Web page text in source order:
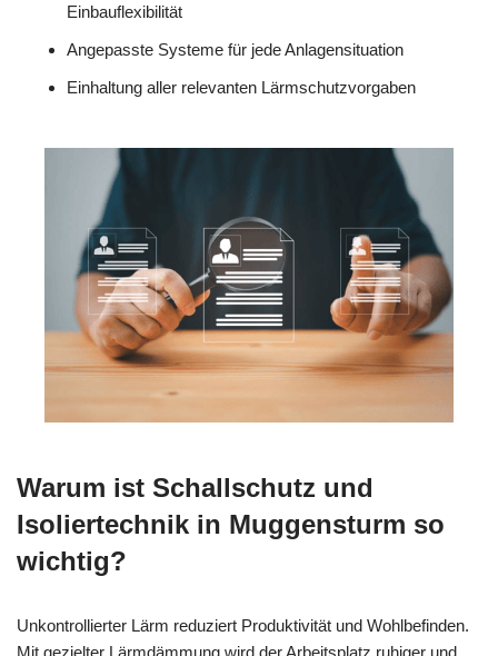
Einbauflexibilität
Angepasste Systeme für jede Anlagensituation
Einhaltung aller relevanten Lärmschutzvorgaben
Warum ist Schallschutz und
Isoliertechnik in Muggensturm so
wichtig?
Unkontrollierter Lärm reduziert Produktivität und Wohlbefinden.
Mit gezielter Lärmdämmung wird der Arbeitsplatz ruhiger und